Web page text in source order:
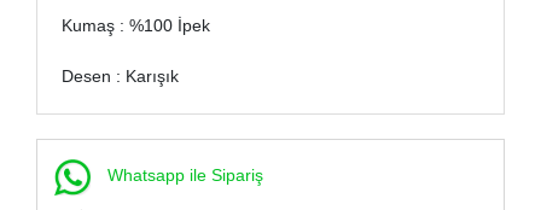
Kumaş : %100 İpek
Desen : Karışık
Whatsapp ile Sipariş